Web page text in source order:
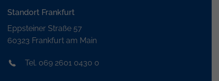
Standort Frankfurt
Eppsteiner Straße 57
60323 Frankfurt am Main
Tel. 069 2601 0430 0